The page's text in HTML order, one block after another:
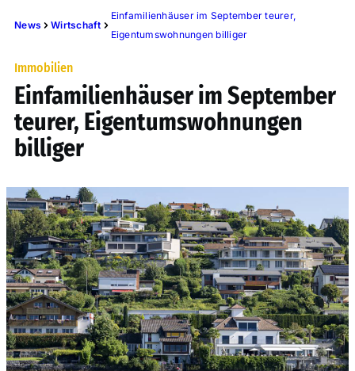
News Wirtschaft
Einfamilienhäuser im September teurer,
Eigentumswohnungen billiger
Immobilien
Einfamilienhäuser im September
teurer, Eigentumswohnungen
billiger